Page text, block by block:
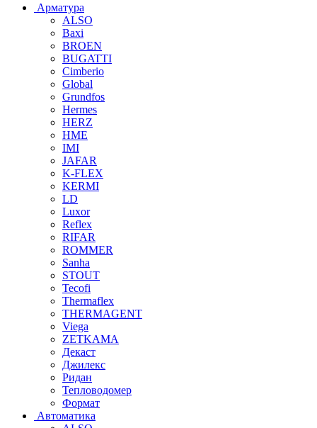
Арматура
ALSO
Baxi
BROEN
BUGATTI
Cimberio
Global
Grundfos
Hermes
HERZ
HME
IMI
JAFAR
K-FLEX
KERMI
LD
Luxor
Reflex
RIFAR
ROMMER
Sanha
STOUT
Tecofi
Thermaflex
THERMAGENT
Viega
ZETKAMA
Декаст
Джилекс
Ридан
Тепловодомер
Формат
Автоматика